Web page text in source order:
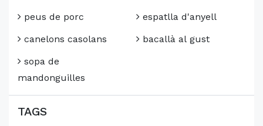
peus de porc
canelons casolans
sopa de
mandonguilles
espatlla d'anyell
bacallà al gust
TAGS